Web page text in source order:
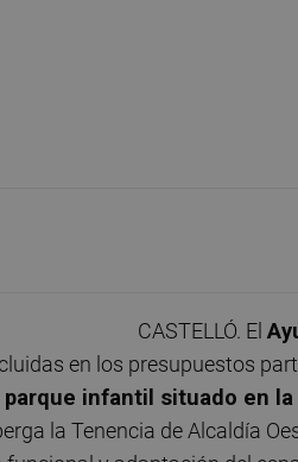
CASTELLÓ. El
en los presupuestos
parque infantil situado en
la Tenencia de Alcaldía